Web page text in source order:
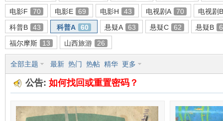
画
电影F
70 电影E 69 电影H 43 电视剧A 70
电视剧B
科普B
43 科普A 60 悬疑A 63 悬疑C 62 悬疑B
福尔摩斯
13 山西旅游 26
全部主题 最新 热门 热帖 精华 更多
公告: 如何找回或重置密码？